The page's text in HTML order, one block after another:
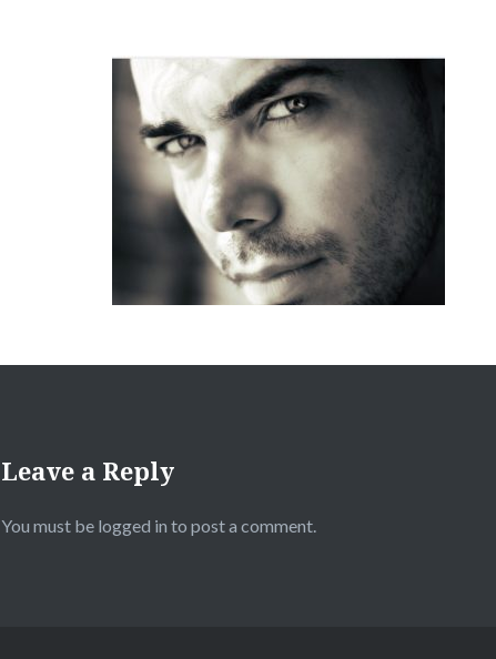
Leave a Reply
You must be logged in to post a comment.